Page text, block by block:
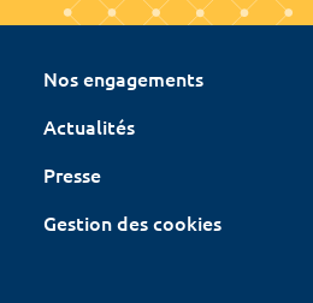
Nos engagements
Actualités
Presse
Gestion des cookies